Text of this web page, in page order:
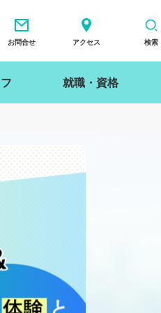
お問合せ アクセス 検索
就職・資格